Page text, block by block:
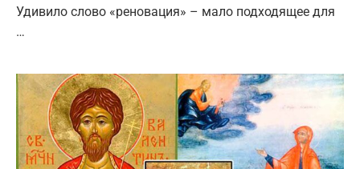
Удивило слово «реновация» – мало подходящее для
…